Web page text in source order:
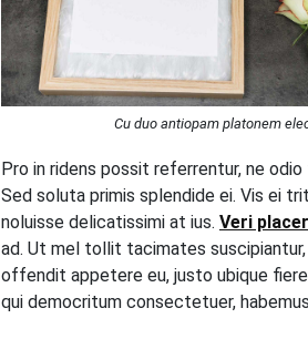
Cu duo antiopam platonem
Pro in ridens possit referrentur, ne
Sed soluta primis splendide ei. Vis ei
noluisse delicatissimi at ius. Veri
ad. Ut mel tollit tacimates
offendit appetere eu, justo ubique
qui democritum consectetuer,